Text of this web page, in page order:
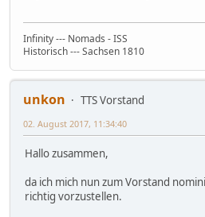
Infinity --- Nomads - ISS
Historisch --- Sachsen 1810
unkon
TTS Vorstand
02. August 2017, 11:34:40
Hallo zusammen,
da ich mich nun zum Vorstand
richtig vorzustellen.